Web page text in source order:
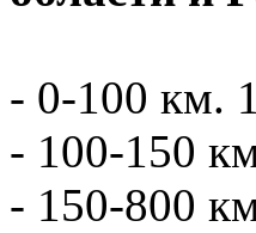
- 0-100 км.
- 100-150
- 150-800